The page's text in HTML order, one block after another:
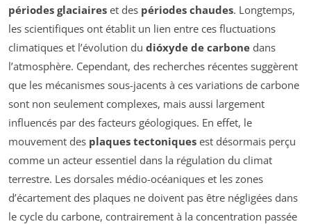
périodes glaciaires et des périodes chaudes. Longtemps,
les scientifiques ont établit un lien entre ces fluctuations
climatiques et l’évolution du dióxyde de carbone dans
l’atmosphère. Cependant, des recherches récentes suggèrent
que les mécanismes sous-jacents à ces variations de carbone
sont non seulement complexes, mais aussi largement
influencés par des facteurs géologiques. En effet, le
mouvement des plaques tectoniques est désormais perçu
comme un acteur essentiel dans la régulation du climat
terrestre. Les dorsales médio-océaniques et les zones
d’écartement des plaques ne doivent pas être négligées dans
le cycle du carbone, contrairement à la concentration passée